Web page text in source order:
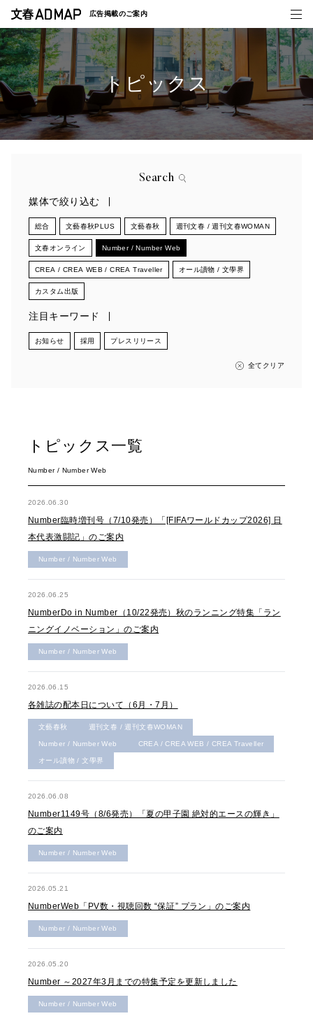
広告掲載のご案内
媒体紹介
トピックス
Search
媒体で絞り込む
総合 文藝春秋PLUS 文藝春秋 週刊文春 / 週刊文春WOMAN
文春オンライン Number / Number Web
CREA / CREA WEB / CREA Traveller オール讀物 / 文學界
カスタム出版
注目キーワード
お知らせ 採用 プレスリリース
全てクリア
トピックス一覧
Number / Number Web
2026.06.30
Number臨時増刊号（7/10発売）「[FIFAワールドカップ2026] 日
本代表激闘記」のご案内
Number / Number Web
2026.06.25
NumberDo in Number（10/22発売）秋のランニング特集「ラン
ニングイノベーション」のご案内
Number / Number Web
2026.06.15
各雑誌の配本日について（6月・7月）
文藝春秋 週刊文春 / 週刊文春WOMAN
Number / Number Web CREA / CREA WEB / CREA Traveller
オール讀物 / 文學界
2026.06.08
Number1149号（8/6発売）「夏の甲子園 絶対的エースの輝き」
のご案内
Number / Number Web
2026.05.21
NumberWeb「PV数・視聴回数 “保証” プラン」のご案内
Number / Number Web
2026.05.20
Number ～2027年3月までの特集予定を更新しました
Number / Number Web